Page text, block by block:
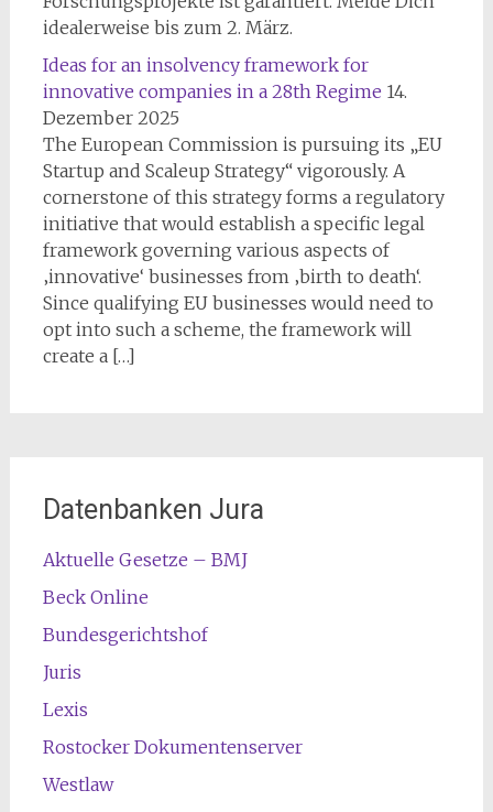
idealerweise bis zum 2. März.
Ideas for an insolvency framework for
innovative companies in a 28th Regime 14.
Dezember 2025
The European Commission is pursuing its „EU
Startup and Scaleup Strategy“ vigorously. A
cornerstone of this strategy forms a regulatory
initiative that would establish a specific legal
framework governing various aspects of
‚innovative‘ businesses from ‚birth to death‘.
Since qualifying EU businesses would need to
opt into such a scheme, the framework will
create a […]
Datenbanken Jura
Aktuelle Gesetze – BMJ
Beck Online
Bundesgerichtshof
Juris
Lexis
Rostocker Dokumentenserver
Westlaw